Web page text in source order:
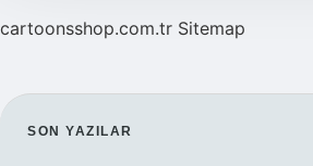
cartoonsshop.com.tr Sitemap
SIDEBAR
SON YAZILAR